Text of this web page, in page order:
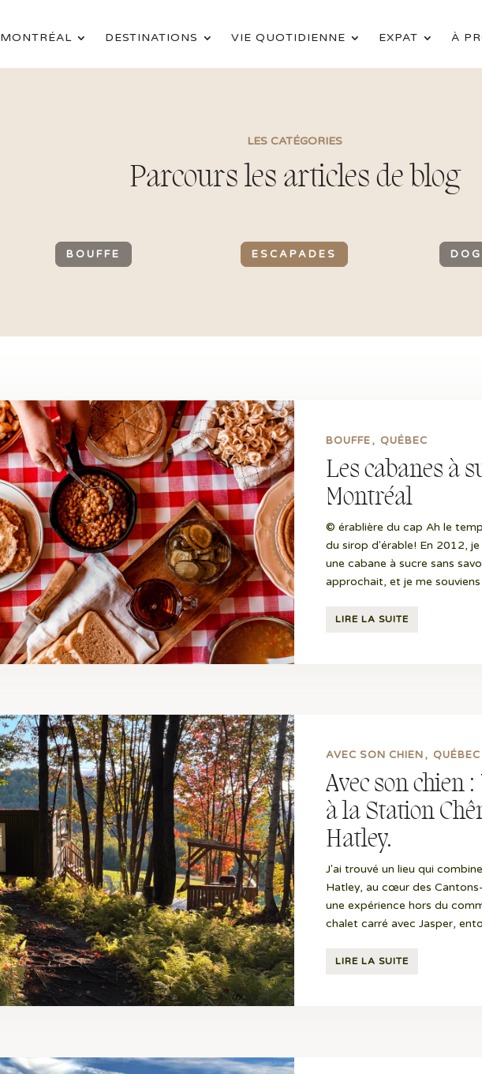
MONTRÉAL DESTINATIONS VIE QUOTIDIENNE EXPAT À
LES CATÉGORIES
Parcours les articles de blog
BOUFFE ESCAPADES
Les cabanes à
Montréal
BOUFFE QUÉBEC
© érablière du cap Ah le
du sirop d'érable! En 2012,
une cabane à sucre sans
approchait, et je me
LIRE LA SUITE
Avec son chien
à la Station
Hatley.
AVEC SON CHIEN QUÉBEC
J'ai trouvé un lieu qui
Hatley, au cœur des
une expérience hors du
chalet carré avec Jasper,
LIRE LA SUITE